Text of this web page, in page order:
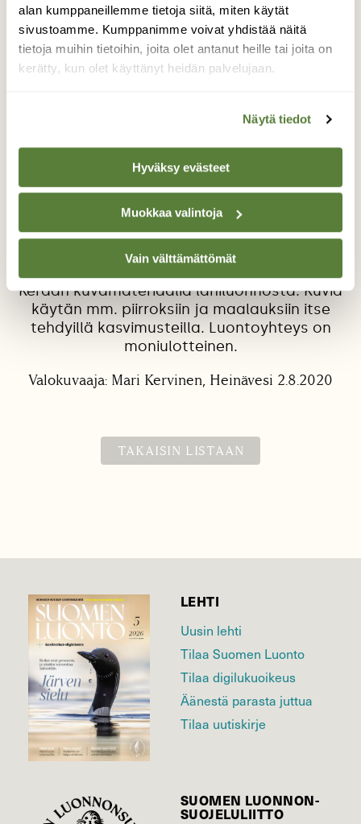
alan kumppaneillemme tietoja siitä, miten käytät
sivustoamme. Kumppanimme voivat yhdistää näitä
tietoja muihin tietoihin, joita olet antanut heille tai joita on
kerätty, kun olet käyttänyt heidän palvelujaan.
Näytä tiedot
Hyväksy evästeet
Muokkaa valintoja
Vain välttämättömät
Ruususiipi
Elokuun toisen päivän illassa, puoli
kahdeksan aikaan, pajupuskassa. Yllätys
ötökkä ruokaili nautiskellen pajupuskan
läheisyydessä putkella. Ruususiipi, aivan uusi
ilmestys tänne maastoon. Hän on
Kerään kuvamateriaalia lähiluonnosta. Kuvia
käytän mm. piirroksiin ja maalauksiin itse
tehdyillä kasvimusteilla. Luontoyhteys on
moniulotteinen.
Valokuvaaja: Mari Kervinen, Heinävesi 2.8.2020
TAKAISIN LISTAAN
LEHTI
Uusin lehti
Tilaa Suomen Luonto
Tilaa digilukuoikeus
Äänestä parasta juttua
Tilaa uutiskirje
SUOMEN LUONNON­
SUOJELU­LIITTO